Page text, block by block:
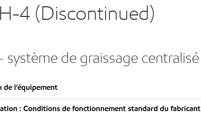
4 (Discontinued)
de graissage centralisé
de l’équipement
: Conditions de fonctionnement standard du fabricant